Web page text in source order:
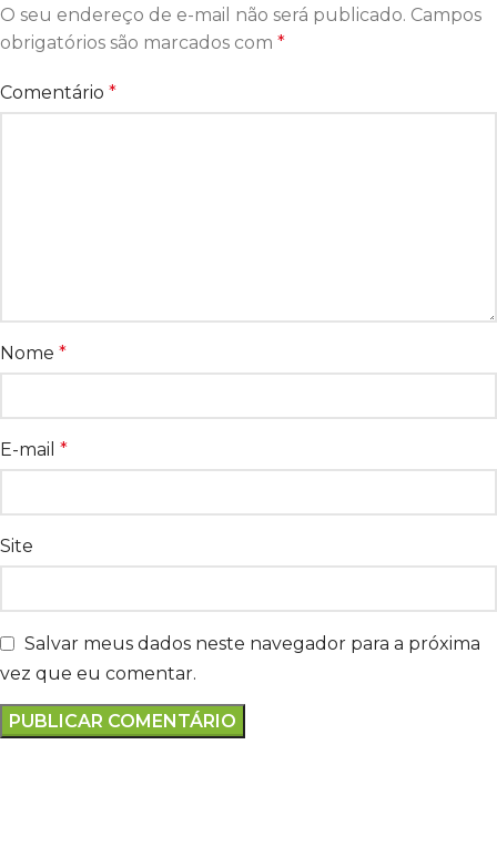
O seu endereço de e-mail não será publicado. Campos
obrigatórios são marcados com *
Comentário *
Nome *
E-mail *
Site
Salvar meus dados neste navegador para a próxima
vez que eu comentar.